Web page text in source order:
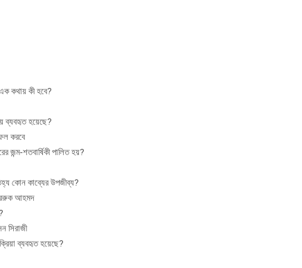
কথায় কী হবে?
ব্যবহৃত হয়েছে?
করবে
জন্ম-শতবার্ষিকী পালিত হয়?
কোন কাব্যের উপজীব্য?
আহমদ
সিরাজী
ব্যবহৃত হয়েছে?